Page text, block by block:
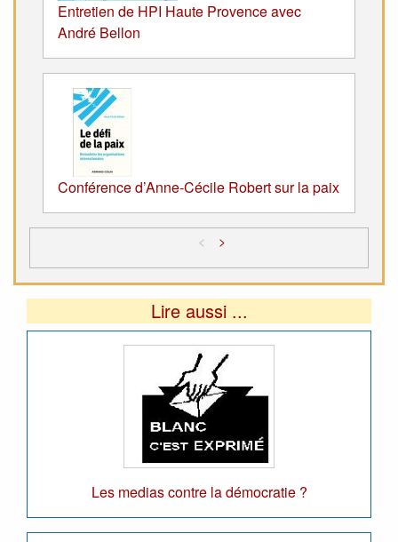
Entretien de HPI Haute Provence avec
André Bellon
Conférence d’Anne-Cécile Robert sur la paix
< >
Lire aussi ...
Les medias contre la démocratie ?